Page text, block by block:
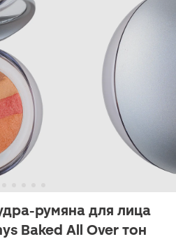
румяна для лица
Baked All Over тон